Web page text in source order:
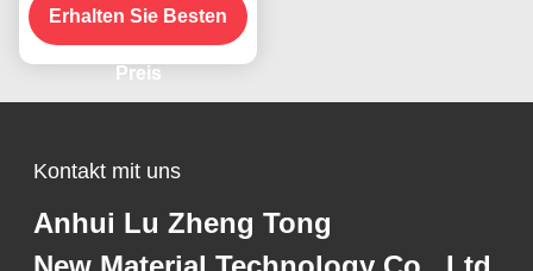
Fahrzeuge ECE-
zertifiziert
Erhalten Sie Besten
Preis
Kontakt mit uns
Anhui Lu Zheng Tong